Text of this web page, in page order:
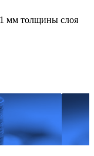
мм толщины слоя